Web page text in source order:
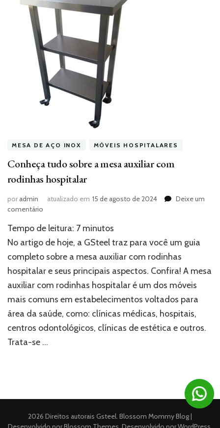
MESA DE AÇO INOX MÓVEIS HOSPITALARES
Conheça tudo sobre a mesa auxiliar com
rodinhas hospitalar
poradmin atualizado em 15 de agosto de 2024
Deixe um
comentário
tudo
sobre
mesa
auxiliar
rodinhas
hospitalar
Tempo de leitura: 7 minutos
No artigo de hoje, a GSteel traz para você um guia
completo sobre a mesa auxiliar com rodinhas
hospitalar e seus principais aspectos. Confira! A mesa
auxiliar com rodinhas hospitalar é um dos móveis
mais comuns em estabelecimentos voltados para
área da saúde, como: clínicas médicas, hospitais,
centros odontológicos, clínicas de estética e outros.
Trata-se …
2026 Direitos autorais Gsteel. Blossom Mommy Blog |